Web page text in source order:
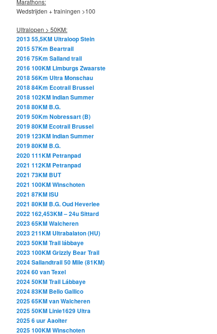
Wedstrijden + trainingen >100
Ultralopen > 50KM:
2013 55,5KM Ultraloop Stein
2015 57Km Beartrail
2016 75Km Salland trail
2016 100KM Limburgs Zwaarste
2018 56Km Ultra Monschau
2018 84Km Ecotrail Brussel
2018 102KM Indian Summer
2018 80KM B.G.
2019 50Km Nobressart (B)
2019 80KM Ecotrail Brussel
2019 123KM Indian Summer
2019 80KM B.G.
2020 111KM Petranpad
2021 112KM Petranpad
2021 73KM BUT
2021 100KM Winschoten
2021 87KM ISU
2021 80KM B.G. Oud Heverlee
2022 162,453KM – 24u Sittard
2023 65KM Walcheren
2023211KM Ultrabalaton (HU)
2023 50KM Trail lábbaye
2023 100KM Grizzly BearTrail
2024 Sallandtrail 50 Mile (81KM)
2024 60 van Texel
2024 50KM Trail Lábbaye
2024 83KM Bello Gallico
2025 65KM van Walcheren
2025 50KM Linie1629 Ultra
2025 6 uur Aaolter
2025 100KM Winschoten